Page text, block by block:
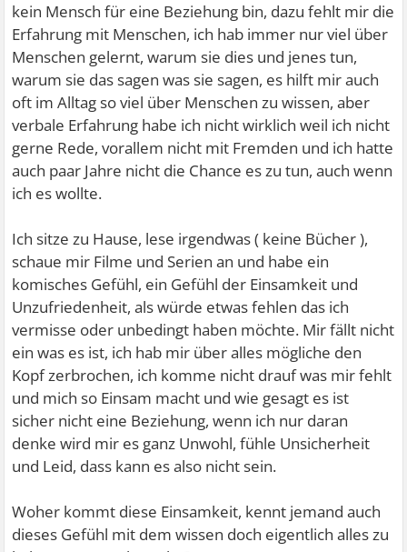
kein Mensch für eine Beziehung bin, dazu fehlt mir die
Erfahrung mit Menschen, ich hab immer nur viel über
Menschen gelernt, warum sie dies und jenes tun,
warum sie das sagen was sie sagen, es hilft mir auch
oft im Alltag so viel über Menschen zu wissen, aber
verbale Erfahrung habe ich nicht wirklich weil ich nicht
gerne Rede, vorallem nicht mit Fremden und ich hatte
auch paar Jahre nicht die Chance es zu tun, auch wenn
ich es wollte.
Ich sitze zu Hause, lese irgendwas ( keine Bücher ),
schaue mir Filme und Serien an und habe ein
komisches Gefühl, ein Gefühl der Einsamkeit und
Unzufriedenheit, als würde etwas fehlen das ich
vermisse oder unbedingt haben möchte. Mir fällt nicht
ein was es ist, ich hab mir über alles mögliche den
Kopf zerbrochen, ich komme nicht drauf was mir fehlt
und mich so Einsam macht und wie gesagt es ist
sicher nicht eine Beziehung, wenn ich nur daran
denke wird mir es ganz Unwohl, fühle Unsicherheit
und Leid, dass kann es also nicht sein.
Woher kommt diese Einsamkeit, kennt jemand auch
dieses Gefühl mit dem wissen doch eigentlich alles zu